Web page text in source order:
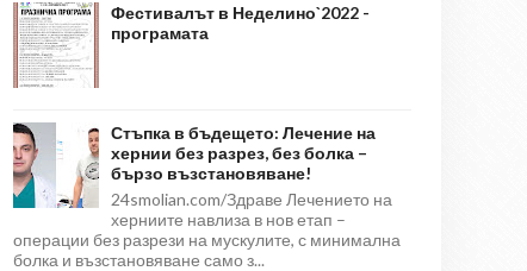
Фестивалът в Неделино`2022 -
програмата
Стъпка в бъдещето: Лечение на
хернии без разрез, без болка –
бързо възстановяване!
24smolian.com/Здраве Лечението на
херниите навлиза в нов етап –
операции без разрези на мускулите, с минимална
болка и възстановяване само з...